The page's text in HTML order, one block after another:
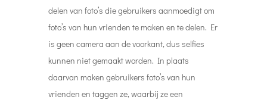
delen van foto’s die gebruikers aanmoedigt om
foto’s van hun vrienden te maken en te delen. Er
is geen camera aan de voorkant, dus selfies
kunnen niet gemaakt worden. In plaats
daarvan maken gebruikers foto’s van hun
vrienden en taggen ze, waarbij ze een